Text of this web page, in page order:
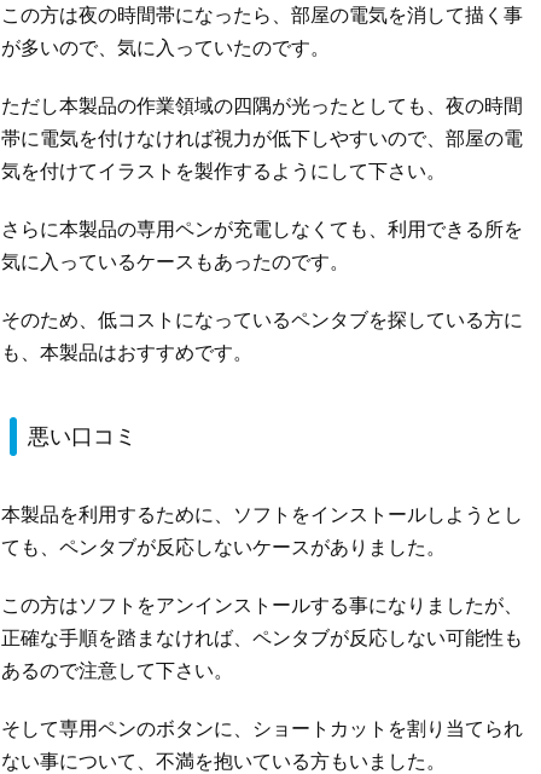
この方は夜の時間帯になったら、部屋の電気を消して描く事
が多いので、気に入っていたのです。
ただし本製品の作業領域の四隅が光ったとしても、夜の時間
帯に電気を付けなければ視力が低下しやすいので、部屋の電
気を付けてイラストを製作するようにして下さい。
さらに本製品の専用ペンが充電しなくても、利用できる所を
気に入っているケースもあったのです。
そのため、低コストになっているペンタブを探している方に
も、本製品はおすすめです。
悪い口コミ
本製品を利用するために、ソフトをインストールしようとし
ても、ペンタブが反応しないケースがありました。
この方はソフトをアンインストールする事になりましたが、
正確な手順を踏まなければ、ペンタブが反応しない可能性も
あるので注意して下さい。
そして専用ペンのボタンに、ショートカットを割り当てられ
ない事について、不満を抱いている方もいました。